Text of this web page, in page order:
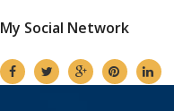
My Social Network